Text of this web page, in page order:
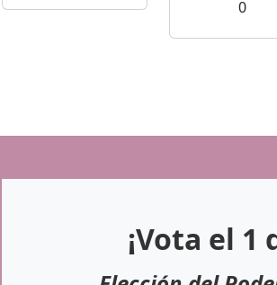
0
¡Vota el 1